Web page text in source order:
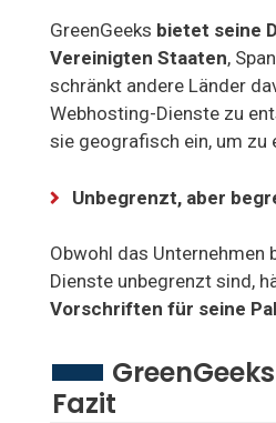
GreenGeeks bietet seine
Vereinigten Staaten,
schränkt andere Länder
Webhosting-Dienste zu
sie geografisch ein, um zu
Unbegrenzt, aber
Obwohl das Unternehmen
Dienste unbegrenzt sind,
Vorschriften für seine
Fazit